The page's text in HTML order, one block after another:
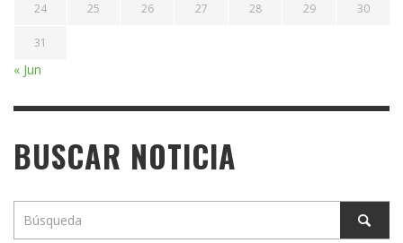
24 25 26 27 28 29 30
31
« Jun
BUSCAR NOTICIA